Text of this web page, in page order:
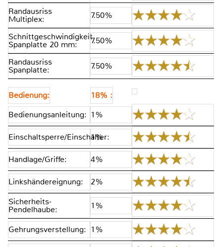
Randausriss
Multiplex: 7.50%
Schnittgeschwindigkeit
Spanplatte 20 mm: 7.50%
Randausriss
Spanplatte: 7.50%
Bedienung:
18% :
Bedienungsanleitung: 1%
Einschaltsperre/Einschalter:
1%
Handlage/Griffe: 4%
Linkshändereignung:
2%
Sicherheits-
Pendelhaube: 1%
Gehrungsverstellung: 1%